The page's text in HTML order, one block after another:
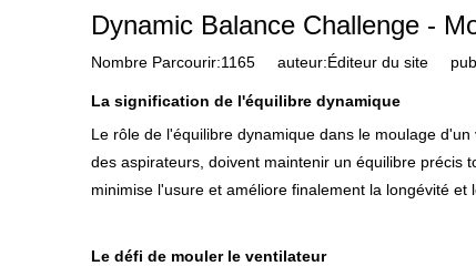
Dynamic Balance Challenge -
Nombre Parcourir:1165 auteur:Éditeur du site
La signification de l'équilibre dynamique
Le rôle de l'équilibre dynamique dans le moulage
des aspirateurs, doivent maintenir un équilibre précis
minimise l'usure et améliore finalement la longévité et
Le défi de mouler le ventilateur